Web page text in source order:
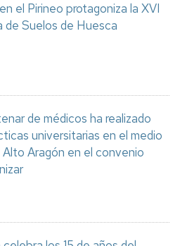
el Pirineo protagoniza la XVI
de Suelos de Huesca
de médicos ha realizado
universitarias en el medio
Alto Aragón en el convenio